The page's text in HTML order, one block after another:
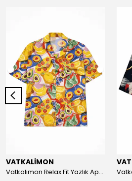
VATKALİMON
Vatkalimon Relax Fit Yazlık Apaş Yaka Desenli Viskon Kısa Kollu Oversize Gömlek